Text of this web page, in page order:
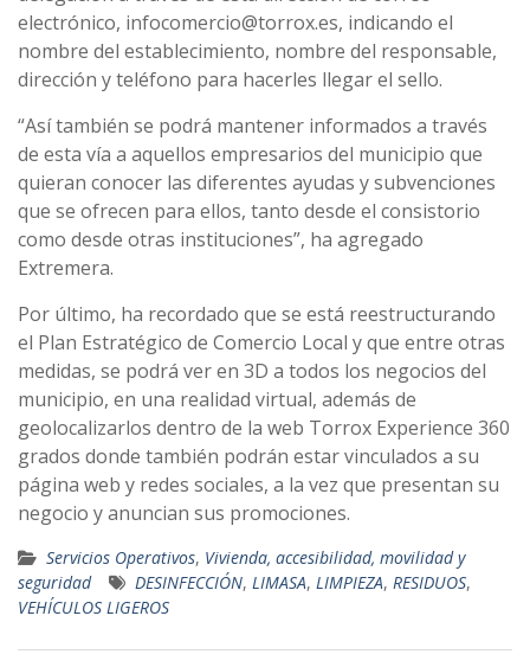
electrónico, infocomercio@torrox.es, indicando el
nombre del establecimiento, nombre del responsable,
dirección y teléfono para hacerles llegar el sello.
“Así también se podrá mantener informados a través
de esta vía a aquellos empresarios del municipio que
quieran conocer las diferentes ayudas y subvenciones
que se ofrecen para ellos, tanto desde el consistorio
como desde otras instituciones”, ha agregado
Extremera.
Por último, ha recordado que se está reestructurando
el Plan Estratégico de Comercio Local y que entre otras
medidas, se podrá ver en 3D a todos los negocios del
municipio, en una realidad virtual, además de
geolocalizarlos dentro de la web Torrox Experience 360
grados donde también podrán estar vinculados a su
página web y redes sociales, a la vez que presentan su
negocio y anuncian sus promociones.
Servicios Operativos, Vivienda, accesibilidad, movilidad y
seguridad
DESINFECCIÓN, LIMASA, LIMPIEZA, RESIDUOS,
VEHÍCULOS LIGEROS